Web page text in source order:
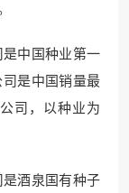
中国种业第一
是中国销量最
司，以种业为
酒泉国有种子